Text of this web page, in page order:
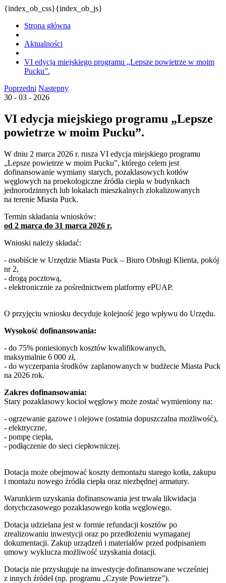
{index_ob_css}{index_ob_js}
Strona główna
Aktualności
VI edycja miejskiego programu „Lepsze powietrze w moim
Pucku”.
Poprzedni Następny
30 - 03 - 2026
VI edycja miejskiego programu „Lepsze
powietrze w moim Pucku”.
W dniu 2 marca 2026 r. rusza VI edycja miejskiego programu
„Lepsze powietrze w moim Pucku”, którego celem jest
dofinansowanie wymiany starych, pozaklasowych kotłów
węglowych na proekologiczne źródła ciepła w budynkach
jednorodzinnych lub lokalach mieszkalnych zlokalizowanych
na terenie Miasta Puck.
Termin składania wniosków:
od 2 marca do 31 marca 2026 r.
Wnioski należy składać:
- osobiście w Urzędzie Miasta Puck – Biuro Obsługi Klienta, pokój
nr 2,
- drogą pocztową,
- elektronicznie za pośrednictwem platformy ePUAP.
O przyjęciu wniosku decyduje kolejność jego wpływu do Urzędu.
Wysokość dofinansowania:
- do 75% poniesionych kosztów kwalifikowanych,
maksymalnie 6 000 zł,
- do wyczerpania środków zaplanowanych w budżecie Miasta Puck
na 2026 rok.
Zakres dofinansowania:
Stary pozaklasowy kocioł węglowy może zostać wymieniony na:
- ogrzewanie gazowe i olejowe (ostatnia dopuszczalna możliwość),
- elektryczne,
- pompę ciepła,
- podłączenie do sieci ciepłowniczej.
Dotacja może obejmować koszty demontażu starego kotła, zakupu
i montażu nowego źródła ciepła oraz niezbędnej armatury.
Warunkiem uzyskania dofinansowania jest trwała likwidacja
dotychczasowego pozaklasowego kotła węglowego.
Dotacja udzielana jest w formie refundacji kosztów po
zrealizowaniu inwestycji oraz po przedłożeniu wymaganej
dokumentacji. Zakup urządzeń i materiałów przed podpisaniem
umowy wyklucza możliwość uzyskania dotacji.
Dotacja nie przysługuje na inwestycje dofinansowane wcześniej
z innych źródeł (np. programu „Czyste Powietrze”).